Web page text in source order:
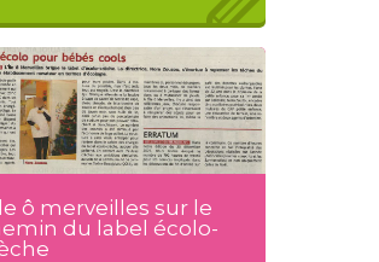
ô merveilles sur le
du label écolo-